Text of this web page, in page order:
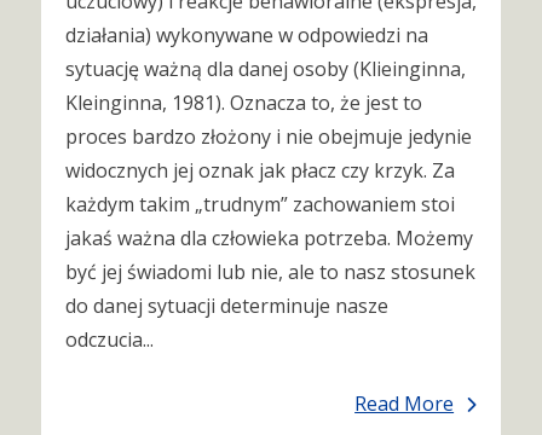
działania) wykonywane w odpowiedzi na
sytuację ważną dla danej osoby (Klieinginna,
Kleinginna, 1981). Oznacza to, że jest to
proces bardzo złożony i nie obejmuje jedynie
widocznych jej oznak jak płacz czy krzyk. Za
każdym takim „trudnym” zachowaniem stoi
jakaś ważna dla człowieka potrzeba. Możemy
być jej świadomi lub nie, ale to nasz stosunek
do danej sytuacji determinuje nasze
odczucia...
Read More